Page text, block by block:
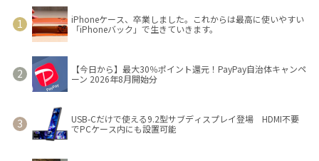
iPhoneケース、卒業しました。これからは最高に使いやすい
「iPhoneバック」で生きていきます。
【今日から】最大30％ポイント還元！PayPay自治体キャンペ
ーン 2026年8月開始分
USB-Cだけで使える9.2型サブディスプレイ登場 HDMI不要
でPCケース内にも設置可能